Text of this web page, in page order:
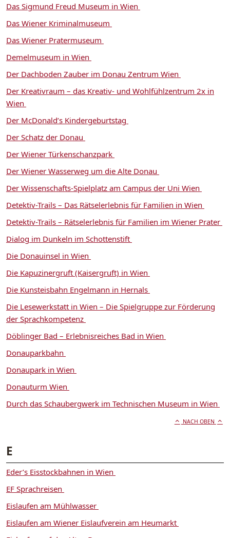
Das Sigmund Freud Museum in Wien
Das Wiener Kriminalmuseum
Das Wiener Pratermuseum
Demelmuseum in Wien
Der Dachboden Zauber im Donau Zentrum Wien
Der Kreativraum – das Kreativ- und Wohlfühlzentrum 2x in
Wien
Der McDonald’s Kindergeburtstag
Der Schatz der Donau
Der Wiener Türkenschanzpark
Der Wiener Wasserweg um die Alte Donau
Der Wissenschafts-Spielplatz am Campus der Uni Wien
Detektiv-Trails – Das Rätselerlebnis für Familien in Wien
Detektiv-Trails – Rätselerlebnis für Familien im Wiener Prater
Dialog im Dunkeln im Schottenstift
Die Donauinsel in Wien
Die Kapuzinergruft (Kaisergruft) in Wien
Die Kunsteisbahn Engelmann in Hernals
Die Lesewerkstatt in Wien – Die Spielgruppe zur Förderung
der Sprachkompetenz
Döblinger Bad – Erlebnisreiches Bad in Wien
Donauparkbahn
Donaupark in Wien
Donauturm Wien
Durch das Schaubergwerk im Technischen Museum in Wien
NACH OBEN
E
Eder’s Eisstockbahnen in Wien
EF Sprachreisen
Eislaufen am Mühlwasser
Eislaufen am Wiener Eislaufverein am Heumarkt